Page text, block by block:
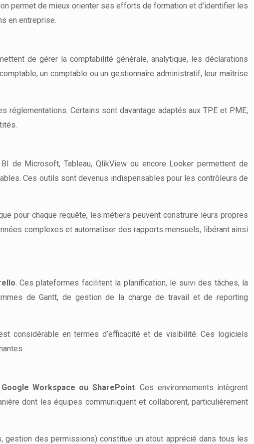
permet de mieux orienter ses efforts de formation et d’identifier les
en entreprise.
de gérer la comptabilité générale, analytique, les déclarations
un comptable ou un gestionnaire administratif, leur maîtrise
Certains sont davantage adaptés aux TPE et PME,
BI de Microsoft, Tableau, QlikView ou encore Looker permettent de
Ces outils sont devenus indispensables pour les contrôleurs de
pour chaque requête, les métiers peuvent construire leurs propres
complexes et automatiser des rapports mensuels, libérant ainsi
. Ces plateformes facilitent la planification, le suivi des tâches, la
de Gantt, de gestion de la charge de travail et de reporting
considérable en termes d’efficacité et de visibilité. Ces logiciels
Workspace ou SharePoint. Ces environnements intègrent
dont les équipes communiquent et collaborent, particulièrement
des permissions) constitue un atout apprécié dans tous les